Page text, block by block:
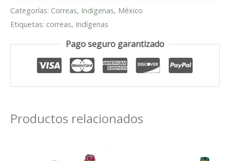
Categorías: Correas, Indigenas, México
Etiquetas: correas, Indígenas
Pago seguro garantizado
Productos relacionados